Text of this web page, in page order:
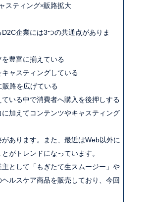
スティング×販路拡大
企業には3つの共通点がありま
富に揃えている
スティングしている
路を広げている
いる中で消費者へ購入を後押しする
加えてコンテンツやキャスティング
あります。また、最近はWeb以外に
がトレンドになっています。
として「もぎたて生スムージー」や
ヘルスケア商品を販売しており、今回